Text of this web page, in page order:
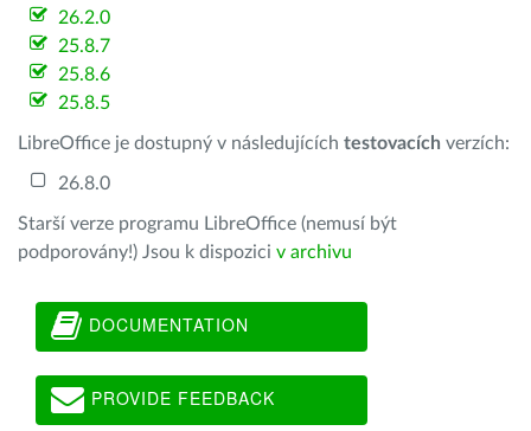
26.2.0
25.8.7
25.8.6
25.8.5
LibreOffice je dostupný v následujících testovacích verzích:
26.8.0
Starší verze programu LibreOffice (nemusí být
podporovány!) Jsou k dispozici v archivu
DOCUMENTATION
PROVIDE FEEDBACK